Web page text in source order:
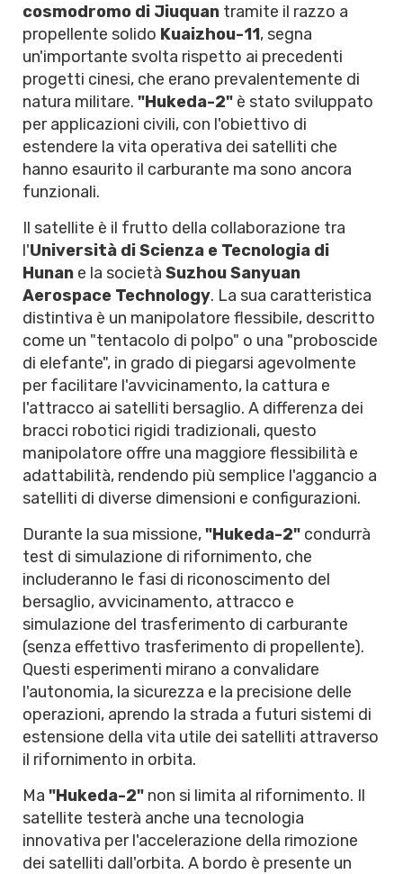
cosmodromo di Jiuquan tramite il razzo a
propellente solido Kuaizhou-11, segna
un'importante svolta rispetto ai precedenti
progetti cinesi, che erano prevalentemente di
natura militare. "Hukeda-2" è stato sviluppato
per applicazioni civili, con l'obiettivo di
estendere la vita operativa dei satelliti che
hanno esaurito il carburante ma sono ancora
funzionali.
Il satellite è il frutto della collaborazione tra
l'Università di Scienza e Tecnologia di
Hunan e la società Suzhou Sanyuan
Aerospace Technology. La sua caratteristica
distintiva è un manipolatore flessibile, descritto
come un "tentacolo di polpo" o una "proboscide
di elefante", in grado di piegarsi agevolmente
per facilitare l'avvicinamento, la cattura e
l'attracco ai satelliti bersaglio. A differenza dei
bracci robotici rigidi tradizionali, questo
manipolatore offre una maggiore flessibilità e
adattabilità, rendendo più semplice l'aggancio a
satelliti di diverse dimensioni e configurazioni.
Durante la sua missione,"Hukeda-2" condurrà
test di simulazione di rifornimento, che
includeranno le fasi di riconoscimento del
bersaglio, avvicinamento, attracco e
simulazione del trasferimento di carburante
(senza effettivo trasferimento di propellente).
Questi esperimenti mirano a convalidare
l'autonomia, la sicurezza e la precisione delle
operazioni, aprendo la strada a futuri sistemi di
estensione della vita utile dei satelliti attraverso
il rifornimento in orbita.
Ma "Hukeda-2" non si limita al rifornimento. Il
satellite testerà anche una tecnologia
innovativa per l'accelerazione della rimozione
dei satelliti dall'orbita. A bordo è presente un